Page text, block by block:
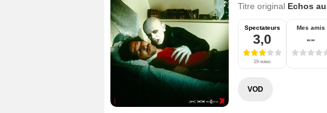
Titre original Echos
Spectateurs
3,0
19 notes
Mes amis
--
VOD